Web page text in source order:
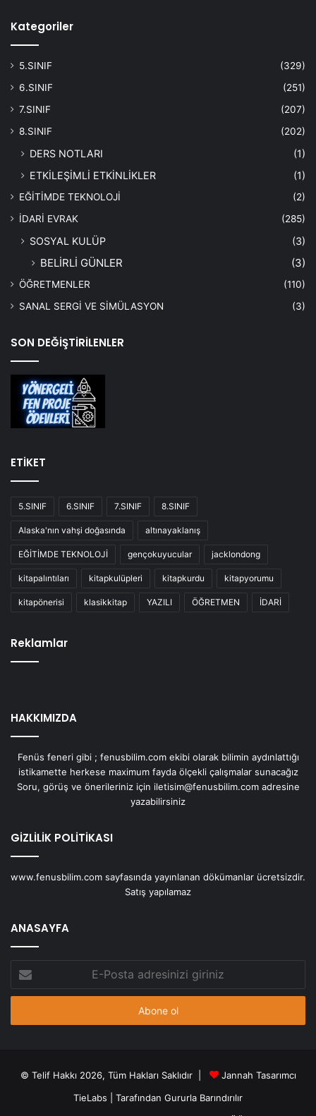
Kategoriler
5.SINIF
(329)
6.SINIF
(251)
7.SINIF
(207)
8.SINIF
(202)
DERS NOTLARI
(1)
ETKİLEŞİMLİ ETKİNLİKLER
(1)
EĞİTİMDE TEKNOLOJİ
(2)
İDARİ EVRAK
(285)
SOSYAL KULÜP (3)
BELİRLİ GÜNLER (3)
ÖĞRETMENLER
(110)
SANAL SERGİ VE SİMÜLASYON
(3)
SON DEĞİŞTİRİLENLER
ETİKET
5.SINIF 6.SINIF 7.SINIF 8.SINIF
Alaska'nın vahşi doğasında altınayaklanış
EĞİTİMDE TEKNOLOJİ gençokuyucular jacklondong
kitapalıntıları kitapkulüpleri kitapkurdu kitapyorumu
kitapönerisi klasikkitap YAZILI ÖĞRETMEN İDARİ
Reklamlar
HAKKIMIZDA
Fenüs feneri gibi ; fenusbilim.com ekibi olarak bilimin aydınlattığı
istikamette herkese maximum fayda ölçekli çalışmalar sunacağız
Soru, görüş ve önerileriniz için iletisim@fenusbilim.com adresine
yazabilirsiniz
GİZLİLİK POLİTİKASI
www.fenusbilim.com sayfasında yayınlanan dökümanlar ücretsizdir.
Satış yapılamaz
ANASAYFA
Posta
adresinizi
© Telif Hakkı 2026, Tüm Hakları Saklıdır |
Jannah Tasarımcı
TieLabs | Tarafından Gururla Barındırılır